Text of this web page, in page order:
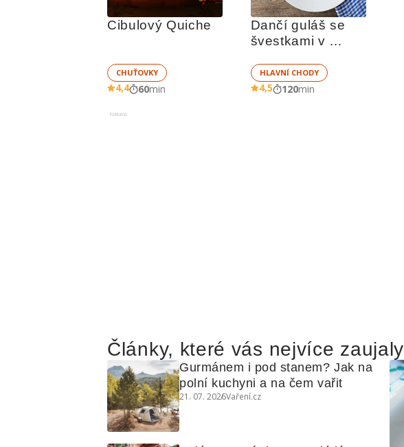
Cibulový Quiche
CHUŤOVKY
4,4 60min
Dančí guláš se
švestkami v
HLAVNÍ CHODY
4,5 120min
Reklama
Články, které vás nejvíce zaujaly
Gurmánem i pod stanem? Jak na
polní kuchyni a na čem vařit
21. 07. 2026Vaření.cz